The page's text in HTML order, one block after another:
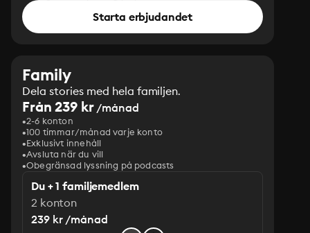
Starta erbjudandet
Family
Dela stories med hela familjen.
Från 239 kr/månad
2-6 konton
100 timmar/månad varje konto
Exklusivt innehåll
Avsluta när du vill
Obegränsad lyssning på podcasts
Du + 1 familjemedlem
2 konton
239 kr /månad